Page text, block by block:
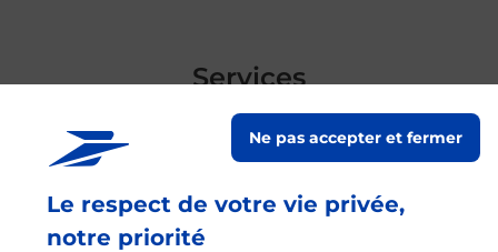
Le respect de votre vie privée,
notre priorité
Ne pas accepter et fermer
Services
En savoir plus En